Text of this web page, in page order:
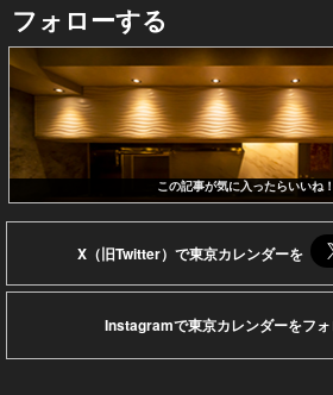
フォローする
この記事が気に入ったらいいね
X（旧Twitter）で東京カレンダーを
Instagramで東京カレンダーをフ